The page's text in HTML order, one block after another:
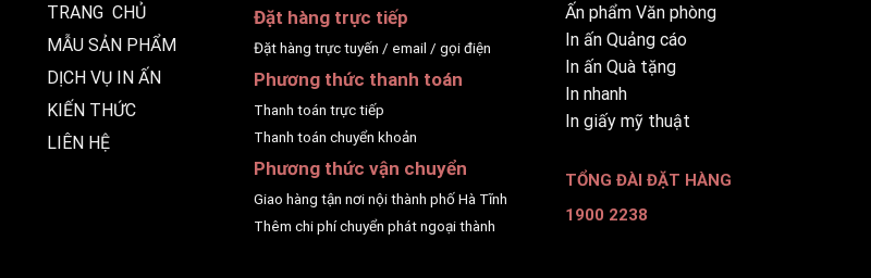
TRANG CHỦ
MẪU SẢN PHẨM
DỊCH VỤ IN ẤN
KIẾN THỨC
LIÊN HỆ
Đặt hàng trực tiếp
Đặt hàng trực tuyến / email / gọi điện
Phương thức thanh toán
Thanh toán trực tiếp
Thanh toán chuyển khoản
Phương thức vận chuyển
Giao hàng tận nơi nội thành phố Hà Tĩnh
Thêm chi phí chuyển phát ngoại thành
Ấn phẩm Văn phòng
In ấn Quảng cáo
In ấn Quà tặng
In nhanh
In giấy mỹ thuật
TỔNG ĐÀI ĐẶT HÀNG
1900 2238